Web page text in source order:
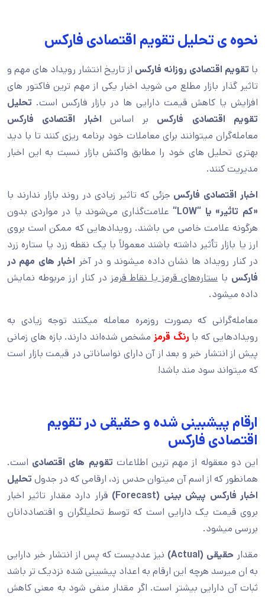
نحوه ی تحلیل تقویم اقتصادی فارکس
با تقویم اقتصادی روزانه فارکس از تاریخ انتشار رویداد های مهم و
تاثیر گذار بازار مطلع می شوید اخبار یکی از مهم ترین فاکتور های
افزایش یا کاهش قیمت دارایی ها در بازار فارکس است. تحلیل
تقویم اقتصادی فارکس بر اساس اخبار اقتصادی فارکس
معامله‌گران میتوانند برای معاملات خود برنامه ریزی کنند تا با دید
بهتری تحلیل های خود را مطابق واکنش بازار نسبت به این اخبار
مدیریت کنند.
اخبار اقتصادی فارکس جزئی که تاثیر زیادی در روند بازار ندارند با
«کم تاثیر» یا “LOW“
علامت‌گذاری می‌شوند یا در مواردی بدون
هرگونه علامت خاصی می باشند. رویدادهایی که ممکن است بروی
ارز یا بازار تأثیر داشته باشند معمولاً با یک نقطه زرد یا ستاره زرد
در کنار رویداد ها نشان داده میشوند و در آخر اخبار های مهم در
فارکس باستاره‌های قرمز یا نقاط قرمز در کنار ارز مربوطه نمایش
داده میشود.
معامله‌گرانی که بصورت روزمره معامله میکنند توجه زیادی به
رویدادهایی که با رنگ قرمز مشخص شده‌اند دارند. بازه های زمانی
پیش از انتشار خبر و بعد از آن دارای نواساناتی در قیمت بازار است
که میتواند سود مند باشد!
ارقام پیشبینی شده و حقیقی در تقویم
اقتصادی فارکس
این دو معقوله از مهم ترین اطلاعات تقویم های اقتصادی است.
همانطور که از اسم آن میتوان حدس زد، ارقامی که در جدول تحلیل
اخبار فارکس پیش بینی (Forecast)
قرار دارد مقدار تاثیر اخبار
بروی قیمت یک دارایی است که توسط تحلیلگران و اقتصاددانان
بررسی میشود.
مقدار حقیقی (Actual)
نیز عددیست که پس از انتشار خبر دارایی
به ان میرسد هرچه این ارقام به اعداد پیشبینی شده نزدیک تر باشد
ثبات آن دارایی بیشتر است. اگر مقدار منفی شود به معنی کاهش